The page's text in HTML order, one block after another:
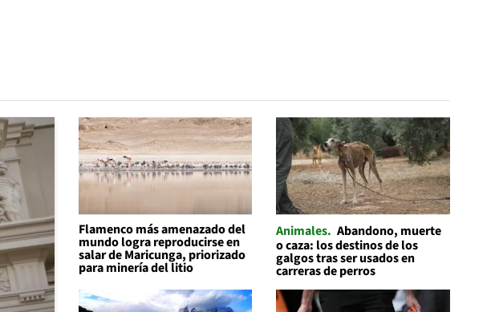
Flamenco más amenazado del
mundo logra reproducirse en
salar de Maricunga, priorizado
para minería del litio
Animales Abandono, muerte
o caza: los destinos de los
galgos tras ser usados en
carreras de perros